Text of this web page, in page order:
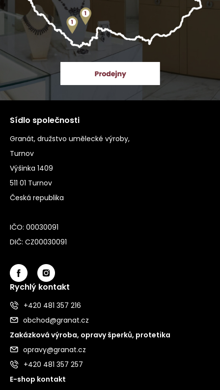
Sídlo společnosti
Granát, družstvo umělecké výroby,
Turnov
Výšinka 1409
511 01 Turnov
Česká republika
IČO: 00030091
DIČ: CZ00030091
Rychlý kontakt
+420 481 357 216
obchod@granat.cz
Zakázková výroba, opravy šperků, protetika
opravy@granat.cz
+420 481 357 257
E-shop kontakt